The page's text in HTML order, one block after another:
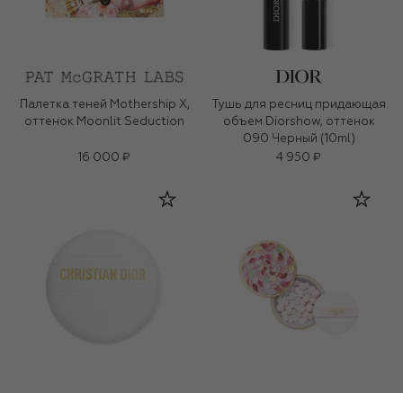
Палетка теней Mothership X,
оттенок Moonlit Seduction
16 000 ₽
Тушь для ресниц придающая
объем Diorshow, оттенок
090 Черный (10ml)
4 950 ₽